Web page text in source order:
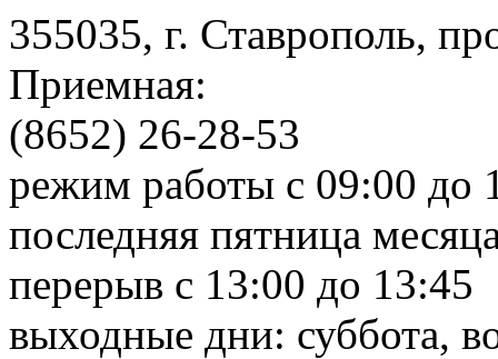
355035, г. Ставрополь,
Приемная:
(8652) 26-28-53
режим работы с 09:00 до
последняя пятница
перерыв с 13:00 до 13:45
выходные дни: суббота,